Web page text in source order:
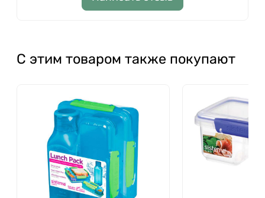
С этим товаром также покупают